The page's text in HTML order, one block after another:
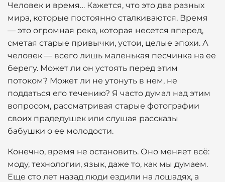
Человек и время… Кажется, что это два разных
мира, которые постоянно сталкиваются. Время
— это огромная река, которая несется вперед,
сметая старые привычки, устои, целые эпохи. А
человек — всего лишь маленькая песчинка на ее
берегу. Может ли он устоять перед этим
потоком? Может ли не утонуть в нем, не
поддаться его течению? Я часто думал над этим
вопросом, рассматривая старые фотографии
своих прадедушек или слушая рассказы
бабушки о ее молодости.
Конечно, время не остановить. Оно меняет всё:
моду, технологии, язык, даже то, как мы думаем.
Еще сто лет назад люди ездили на лошадях, а